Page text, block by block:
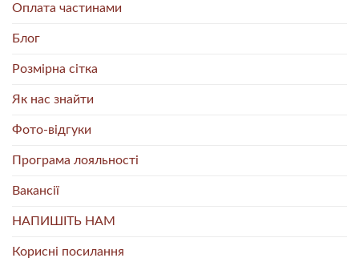
Оплата частинами
Блог
Розмірна сітка
Як нас знайти
Фото-відгуки
Програма лояльності
Вакансії
НАПИШІТЬ НАМ
Корисні посилання